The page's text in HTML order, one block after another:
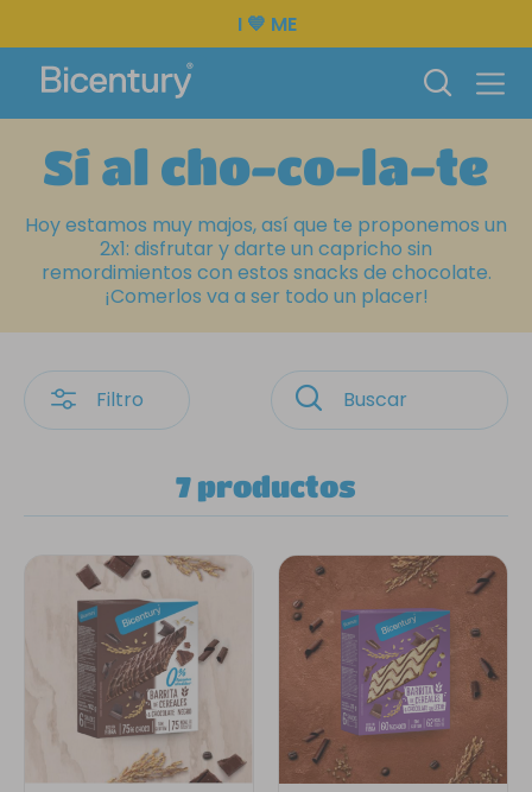
I 💙 ME
Sí al cho-co-la-te
Hoy estamos muy majos, así que te proponemos un
2x1: disfrutar y darte un capricho sin
remordimientos con estos snacks de chocolate.
¡Comerlos va a ser todo un placer!
7 productos
Filtro